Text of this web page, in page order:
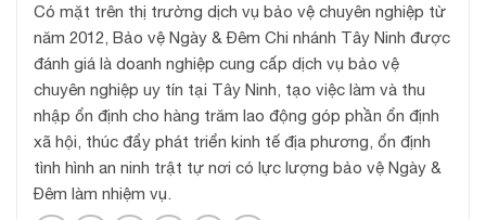
Có mặt trên thị trường dịch vụ bảo vệ chuyên nghiệp từ
năm 2012, Bảo vệ Ngày & Đêm Chi nhánh Tây Ninh được
đánh giá là doanh nghiệp cung cấp dịch vụ bảo vệ
chuyên nghiệp uy tín tại Tây Ninh, tạo việc làm và thu
nhập ổn định cho hàng trăm lao động góp phần ổn định
xã hội, thúc đẩy phát triển kinh tế địa phương, ổn định
tình hình an ninh trật tự nơi có lực lượng bảo vệ Ngày &
Đêm làm nhiệm vụ.